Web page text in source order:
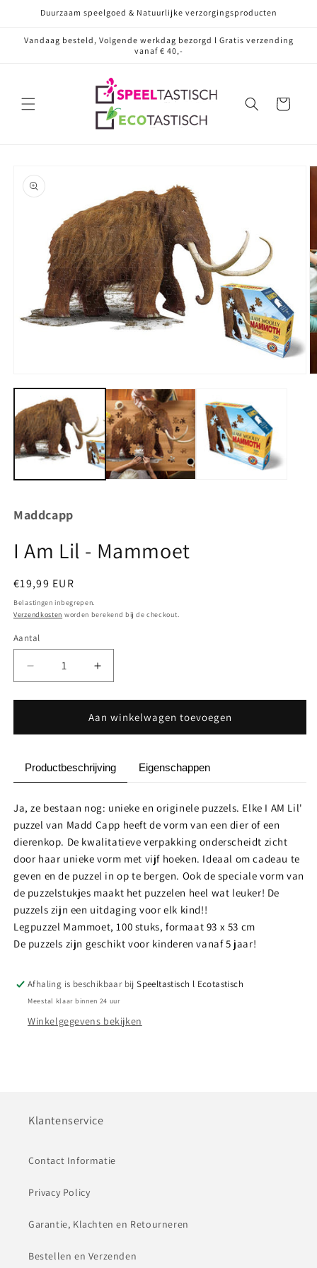
naar de
Duurzaam speelgoed & Natuurlijke verzorgingsproducten
Vandaag besteld, Volgende werkdag bezorgd l Gratis verzending
vanaf € 40,-
Winkelwagen
direct naar
1
openen
in
modaal
Maddcapp
I Am Lil - Mammoet
Normale
prijs
€19,99 EUR
Belastingen inbegrepen.
Verzendkosten worden berekend bij de checkout.
Aantal
Aantal
Aantal
verlagen
voor
Am
-
Mammoet
Aantal
verhogen
voor
I
Am
-
Mammoet
Aan winkelwagen toevoegen
Productbeschrijving Eigenschappen
Ja, ze bestaan nog: unieke en originele puzzels. Elke I AM Lil'
puzzel van Madd Capp heeft de vorm van een dier of een
dierenkop. De kwalitatieve verpakking onderscheidt zicht
door haar unieke vorm met vijf hoeken. Ideaal om cadeau te
geven en de puzzel in op te bergen. Ook de speciale vorm van
de puzzelstukjes maakt het puzzelen heel wat leuker! De
puzzels zijn een uitdaging voor elk kind!!
Legpuzzel Mammoet, 100 stuks, formaat 93 x 53 cm
De puzzels zijn geschikt voor kinderen vanaf 5 jaar!
Afhaling is beschikbaar bijSpeeltastisch l Ecotastisch
Meestal klaar binnen 24 uur
Winkelgegevens bekijken
Klantenservice
Contact Informatie
Privacy Policy
Garantie, Klachten en Retourneren
Bestellen en Verzenden